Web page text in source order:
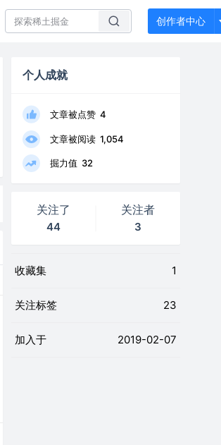
创作者中心
个人成就
文章被点赞 4
文章被阅读 1,054
掘力值 32
关注了
44
关注者
3
收藏集 1
关注标签 23
加入于 2019-02-07